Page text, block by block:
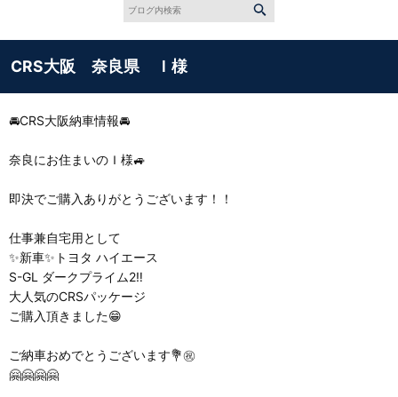
CRS大阪 奈良県 Ｉ様
🚘CRS大阪納車情報🚘
奈良にお住まいのＩ様🚙
即決でご購入ありがとうございます！！
仕事兼自宅用として
✨新車✨トヨタ ハイエース
S-GL ダークプライム2‼️
大人気のCRSパッケージ
ご購入頂きました😁
ご納車おめでとうございます💐㊗️
🤗🤗🤗🤗